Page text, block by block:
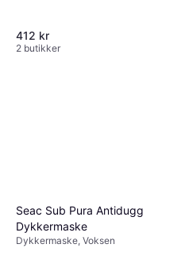
412 kr
2 butikker
Seac Sub Pura Antidugg
Dykkermaske
Dykkermaske, Voksen